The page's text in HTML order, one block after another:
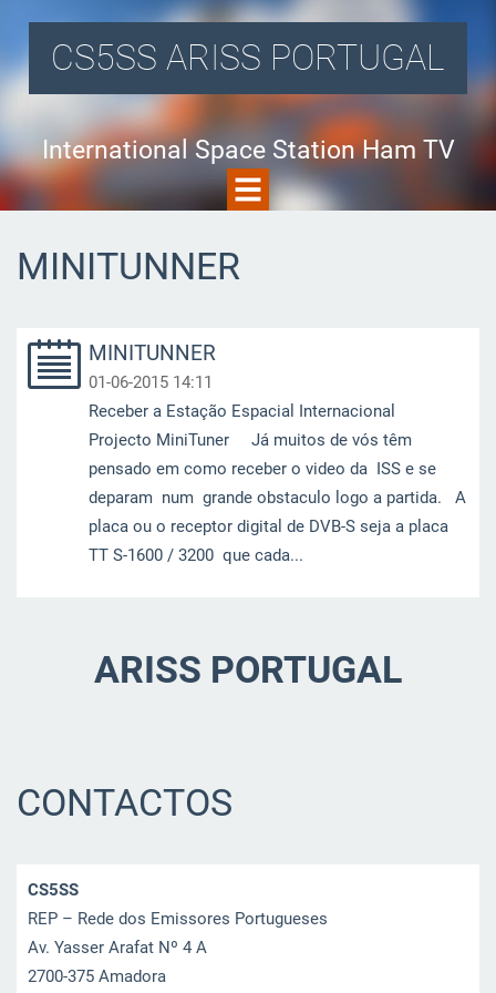
CS5SS ARISS PORTUGAL
International Space Station Ham TV
MINITUNNER
MINITUNNER
01-06-2015 14:11
Receber a Estação Espacial Internacional
Projecto MiniTuner Já muitos de vós têm
pensado em como receber o video da ISS e se
deparam num grande obstaculo logo a partida. A
placa ou o receptor digital de DVB-S seja a placa
TT S-1600 / 3200 que cada...
ARISS PORTUGAL
CONTACTOS
CS5SS
REP – Rede dos Emissores Portugueses
Av. Yasser Arafat Nº 4 A
2700-375 Amadora